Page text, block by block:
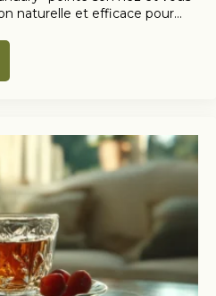
naturelle et efficace pour…